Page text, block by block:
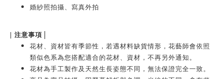
婚紗照拍攝、寫真外拍
注意事項 |
花材、資材皆有季節性，若遇材料缺貨情形，花藝師會依照
類似色系為您搭配適合的花材、資材，不再另外通知。
花材為手工製作及天然生長姿態不同，無法保證完全一致。